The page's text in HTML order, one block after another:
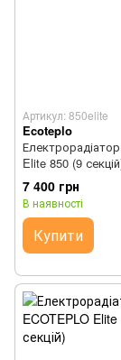
Артикул: 850elite
Ecoteplo
Elite 850 (9
7 400 грн
В наявності
Купити